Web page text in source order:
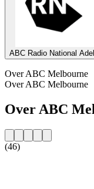
ABC Radio National
Over ABC Melbourne
Over ABC Melbourne
Over ABC
(46)